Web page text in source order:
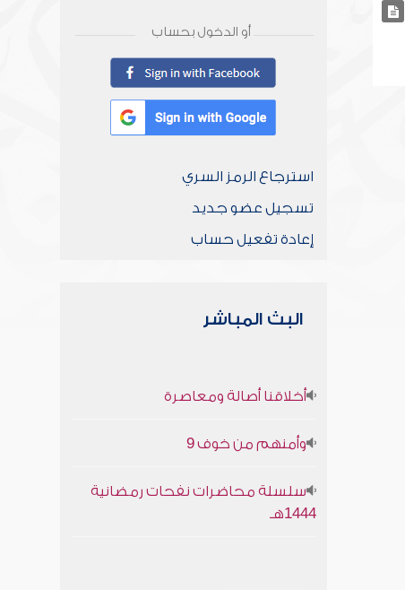
أو الدخول بحساب
استرجاع الرمز السري
تسجيل عضو جديد
إعادة تفعيل حساب
البث المباشر
أخلاقنا أصالة ومعاصرة
وأمنهم من خوف 9
سلسلة محاضرات نفحات رمضانية
1444هـ